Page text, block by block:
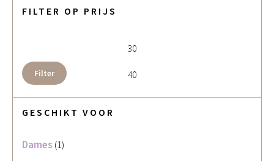
FILTER OP PRIJS
Min. prijs
Filter
GESCHIKT VOOR
Dames (1)